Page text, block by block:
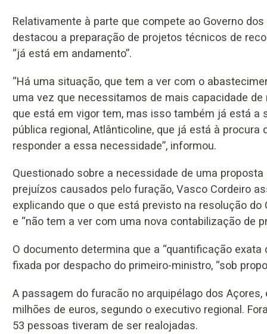
Relativamente à parte que compete ao Governo
destacou a preparação de projetos técnicos de
“já está em andamento”.
“Há uma situação, que tem a ver com o
uma vez que necessitamos de mais capacidade
que está em vigor tem, mas isso também já está a
pública regional, Atlânticoline, que já está à
responder a essa necessidade”, informou.
Questionado sobre a necessidade de uma
prejuízos causados pelo furação, Vasco Cordeiro
explicando que o que está previsto na resolução
e “não tem a ver com uma nova contabilização de
O documento determina que a “quantificação
fixada por despacho do primeiro-ministro, “sob
A passagem do furacão no arquipélago dos
milhões de euros, segundo o executivo regional.
53 pessoas tiveram de ser realojadas.